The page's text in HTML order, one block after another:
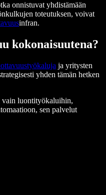
onnistuvat yhdistämään
toteutuksen, voivat
infran.
kokonaisuutena?
ja yritysten
yhden tämän hetken
vain luontityökaluihin,
sen palvelut